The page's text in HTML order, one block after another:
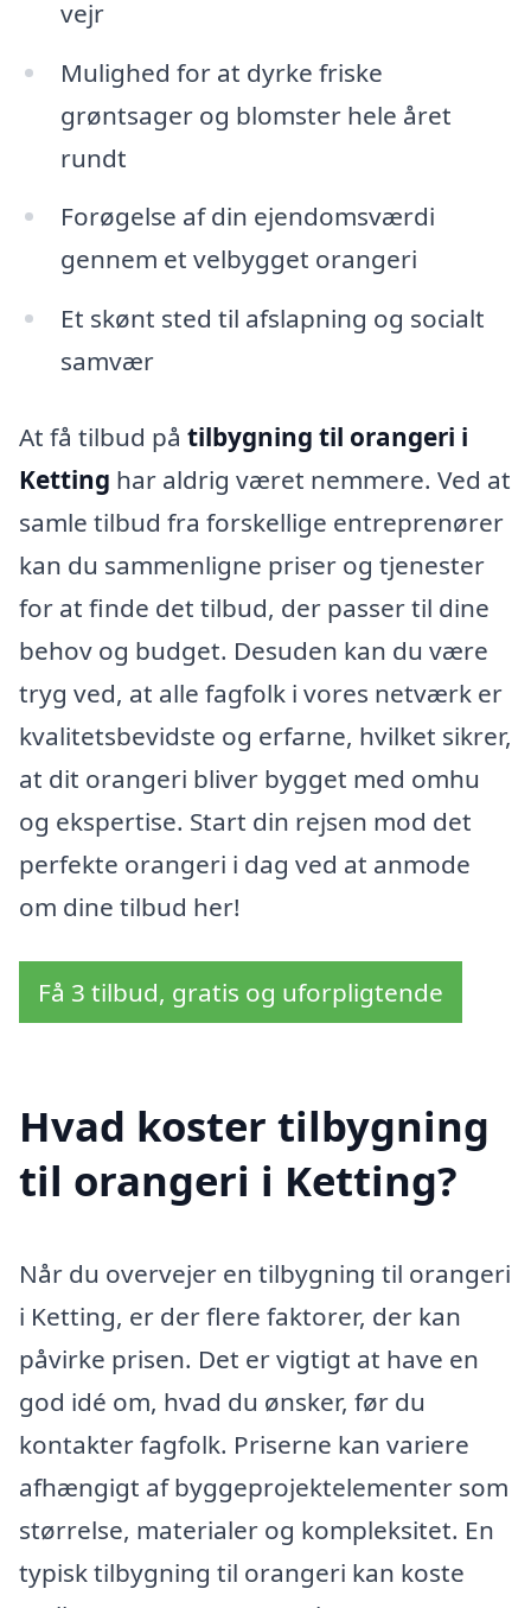
vejr
Mulighed for at dyrke friske
grøntsager og blomster hele året
rundt
Forøgelse af din ejendomsværdi
gennem et velbygget orangeri
Et skønt sted til afslapning og socialt
samvær
At få tilbud på tilbygning til orangeri i
Ketting har aldrig været nemmere. Ved at
samle tilbud fra forskellige entreprenører
kan du sammenligne priser og tjenester
for at finde det tilbud, der passer til dine
behov og budget. Desuden kan du være
tryg ved, at alle fagfolk i vores netværk er
kvalitetsbevidste og erfarne, hvilket sikrer,
at dit orangeri bliver bygget med omhu
og ekspertise. Start din rejsen mod det
perfekte orangeri i dag ved at anmode
om dine tilbud her!
Få 3 tilbud, gratis og uforpligtende
Hvad koster tilbygning
til orangeri i Ketting?
Når du overvejer en tilbygning til orangeri
i Ketting, er der flere faktorer, der kan
påvirke prisen. Det er vigtigt at have en
god idé om, hvad du ønsker, før du
kontakter fagfolk. Priserne kan variere
afhængigt af byggeprojektelementer som
størrelse, materialer og kompleksitet. En
typisk tilbygning til orangeri kan koste